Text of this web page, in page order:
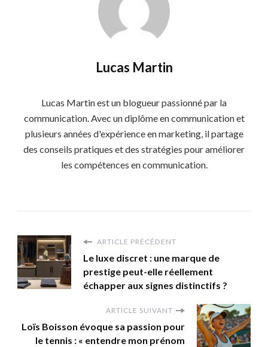
Lucas Martin
Lucas Martin est un blogueur passionné par la
communication. Avec un diplôme en communication et
plusieurs années d'expérience en marketing, il partage
des conseils pratiques et des stratégies pour améliorer
les compétences en communication.
ARTICLE PRÉCÉDENT
Le luxe discret : une marque de
prestige peut-elle réellement
échapper aux signes distinctifs ?
ARTICLE SUIVANT
Loïs Boisson évoque sa passion pour
le tennis : « entendre mon prénom